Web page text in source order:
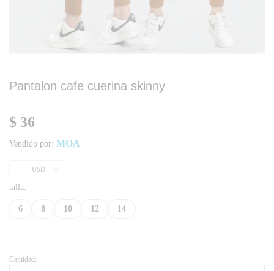
Pantalon cafe cuerina skinny
$ 36
Vendido por: MOA
USD
talla:
6 8 10 12 14
Cantidad: